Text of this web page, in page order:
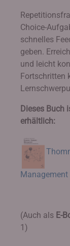
Choice-
schnelles
geben.
und leicht
Fortschritten
Dieses Buch
erhältlich:
Management
(Auch als E-
1)